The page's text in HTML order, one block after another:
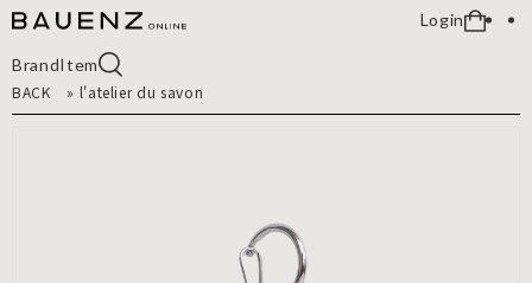
Login
BrandItem
BACK
» l'atelier du savon